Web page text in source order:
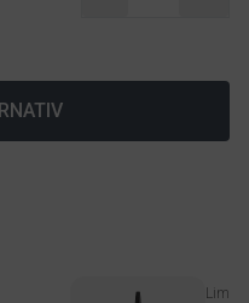
Lim